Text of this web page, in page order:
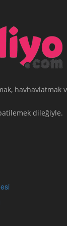
havhavlatmak
dileğiyle.